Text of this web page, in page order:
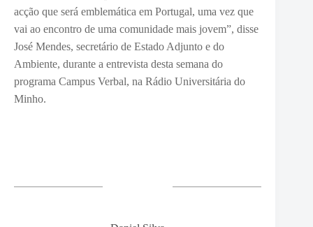
acção que será emblemática em Portugal, uma vez que
vai ao encontro de uma comunidade mais jovem”, disse
José Mendes, secretário de Estado Adjunto e do
Ambiente, durante a entrevista desta semana do
programa Campus Verbal, na Rádio Universitária do
Minho.